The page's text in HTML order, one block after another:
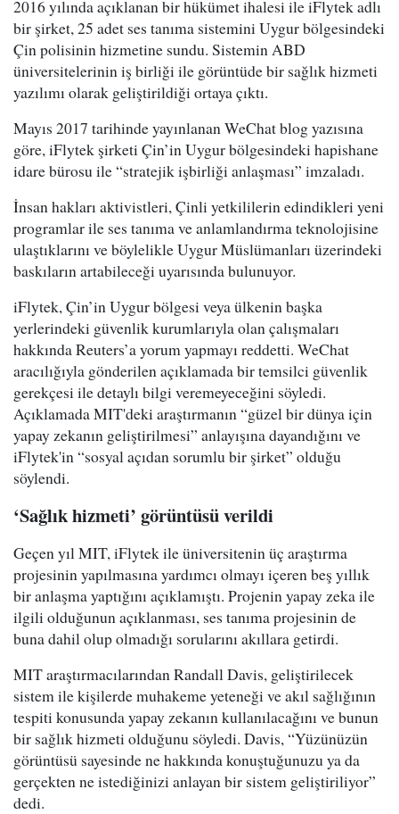
2016 yılında açıklanan bir hükümet ihalesi ile iFlytek adlı
bir şirket, 25 adet ses tanıma sistemini Uygur bölgesindeki
Çin polisinin hizmetine sundu. Sistemin ABD
üniversitelerinin iş birliği ile görüntüde bir sağlık hizmeti
yazılımı olarak geliştirildiği ortaya çıktı.
Mayıs 2017 tarihinde yayınlanan WeChat blog yazısına
göre, iFlytek şirketi Çin’in Uygur bölgesindeki hapishane
idare bürosu ile “stratejik işbirliği anlaşması” imzaladı.
İnsan hakları aktivistleri, Çinli yetkililerin edindikleri yeni
programlar ile ses tanıma ve anlamlandırma teknolojisine
ulaştıklarını ve böylelikle Uygur Müslümanları üzerindeki
baskıların artabileceği uyarısında bulunuyor.
iFlytek, Çin’in Uygur bölgesi veya ülkenin başka
yerlerindeki güvenlik kurumlarıyla olan çalışmaları
hakkında Reuters’a yorum yapmayı reddetti. WeChat
aracılığıyla gönderilen açıklamada bir temsilci güvenlik
gerekçesi ile detaylı bilgi veremeyeceğini söyledi.
Açıklamada MIT'deki araştırmanın “güzel bir dünya için
yapay zekanın geliştirilmesi” anlayışına dayandığını ve
iFlytek'in “sosyal açıdan sorumlu bir şirket” olduğu
söylendi.
‘Sağlık hizmeti’ görüntüsü verildi
Geçen yıl MIT, iFlytek ile üniversitenin üç araştırma
projesinin yapılmasına yardımcı olmayı içeren beş yıllık
bir anlaşma yaptığını açıklamıştı. Projenin yapay zeka ile
ilgili olduğunun açıklanması, ses tanıma projesinin de
buna dahil olup olmadığı sorularını akıllara getirdi.
MIT araştırmacılarından Randall Davis, geliştirilecek
sistem ile kişilerde muhakeme yeteneği ve akıl sağlığının
tespiti konusunda yapay zekanın kullanılacağını ve bunun
bir sağlık hizmeti olduğunu söyledi. Davis, “Yüzünüzün
görüntüsü sayesinde ne hakkında konuştuğunuzu ya da
gerçekten ne istediğinizi anlayan bir sistem geliştiriliyor”
dedi.